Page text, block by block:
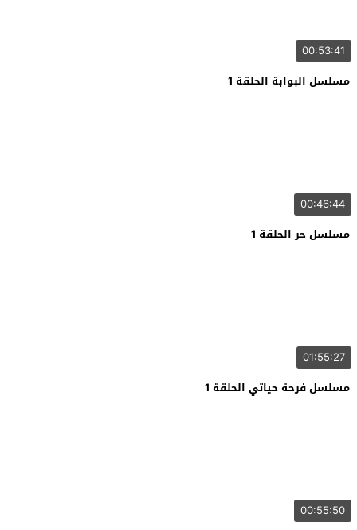
00:53:41
مسلسل البوابة الحلقة 1
00:46:44
مسلسل حر الحلقة 1
01:55:27
مسلسل فرحة حياتي الحلقة 1
00:55:50